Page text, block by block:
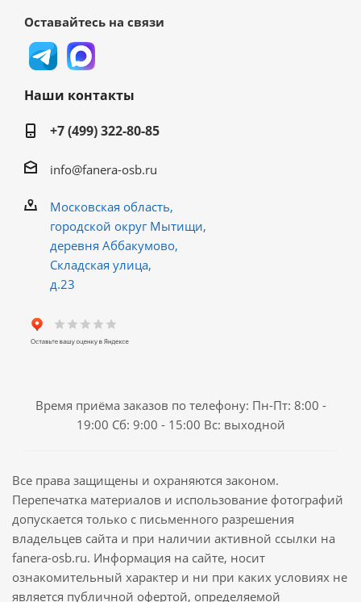
Оставайтесь на связи
Наши контакты
+7 (499) 322-80-85
info@fanera-osb.ru
Московская область,
городской округ Мытищи,
деревня Аббакумово,
Складская улица,
д.23
Время приёма заказов по телефону: Пн-Пт: 8:00 -
19:00 Сб: 9:00 - 15:00 Вс: выходной
Все права защищены и охраняются законом.
Перепечатка материалов и использование фотографий
допускается только с письменного разрешения
владельцев сайта и при наличии активной ссылки на
fanera-osb.ru. Информация на сайте, носит
ознакомительный характер и ни при каких условиях не
является публичной офертой, определяемой